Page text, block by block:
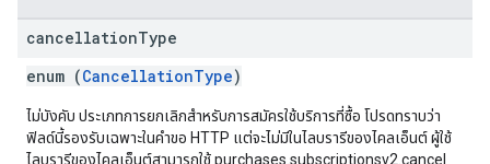
cancellationType
enum (CancellationType)
ไม่บังคับ ประเภทการยกเลิกสำหรับการสมัครใช้บริการที่ซื้อ โปรดทราบว่า
ฟิลด์นี้รองรับเฉพาะในคำขอ HTTP แต่จะไม่มีในไลบรารีของไคลเอ็นต์ ผู้ใช้
ไลบรารีของไคลเอ็นต์สามารถใช้ purchases.subscriptionsv2.cancel